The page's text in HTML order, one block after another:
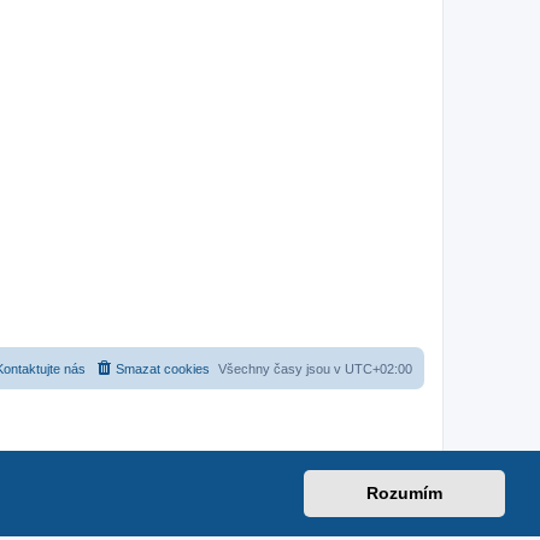
Rozumím
Všechny časy jsou v UTC+02:00
Smazat cookies
nás